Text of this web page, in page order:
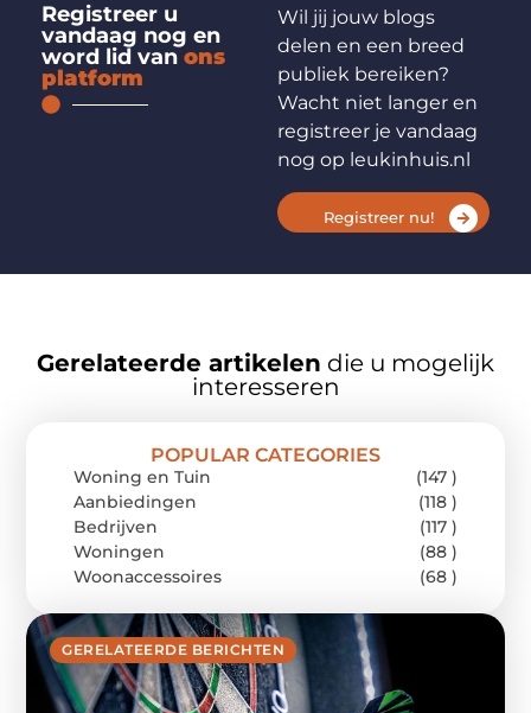
Registreer u
vandaag nog en
word lid van ons
platform
Wil jij jouw blogs
delen en een breed
publiek bereiken?
Wacht niet langer en
registreer je vandaag
nog op leukinhuis.nl
Registreer nu!
Gerelateerde artikelen die u mogelijk
interesseren
GERELATEERDE BERICHTEN
POPULAR CATEGORIES
Woning en Tuin
(147 )
Aanbiedingen
(118 )
Bedrijven
(117 )
Woningen
(88 )
Woonaccessoires
(68 )